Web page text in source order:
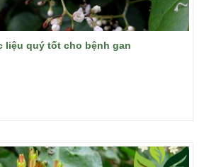
liệu quý tốt cho bệnh gan